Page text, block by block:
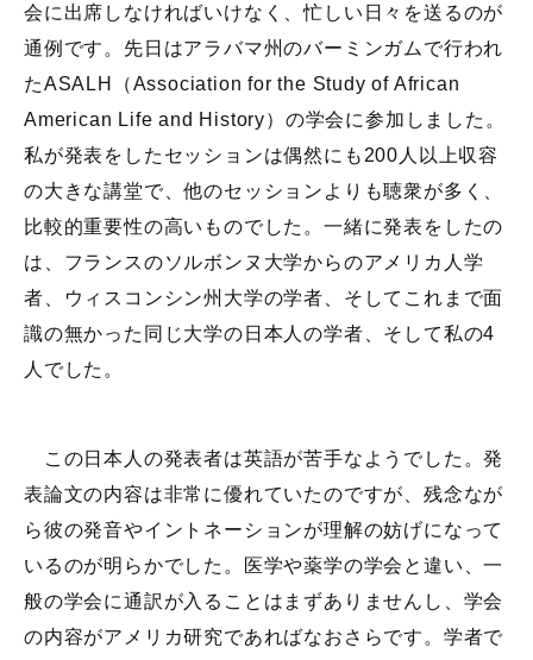
会に出席しなければいけなく、忙しい日々を送るのが
通例です。先日はアラバマ州のバーミンガムで行われ
たASALH（Association for the Study of African
American Life and History）の学会に参加しました。
私が発表をしたセッションは偶然にも200人以上収容
の大きな講堂で、他のセッションよりも聴衆が多く、
比較的重要性の高いものでした。一緒に発表をしたの
は、フランスのソルボンヌ大学からのアメリカ人学
者、ウィスコンシン州大学の学者、そしてこれまで面
識の無かった同じ大学の日本人の学者、そして私の4
人でした。
この日本人の発表者は英語が苦手なようでした。発
表論文の内容は非常に優れていたのですが、残念なが
ら彼の発音やイントネーションが理解の妨げになって
いるのが明らかでした。医学や薬学の学会と違い、一
般の学会に通訳が入ることはまずありませんし、学会
の内容がアメリカ研究であればなおさらです。学者で